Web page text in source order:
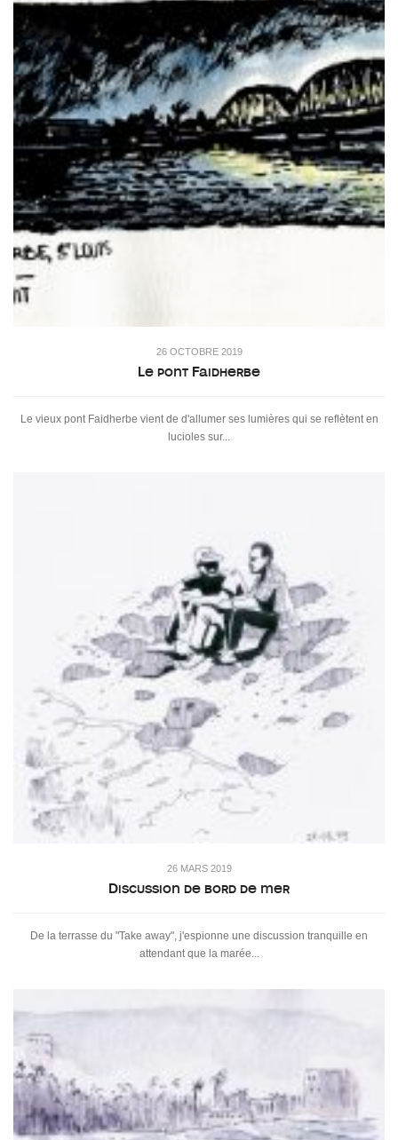
26 OCTOBRE 2019
Le pont Faidherbe
Le vieux pont Faidherbe vient de d'allumer ses lumières qui se reflètent en
lucioles sur...
26 MARS 2019
Discussion de bord de mer
De la terrasse du "Take away", j'espionne une discussion tranquille en
attendant que la marée...